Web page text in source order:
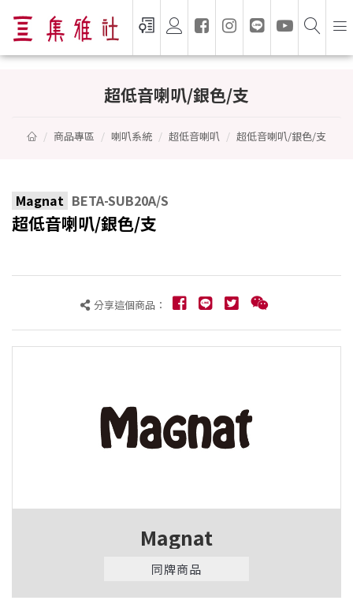
超低音喇叭/銀色/支 - Magnat
超低音喇叭/銀色/支
商品專區 喇叭系統 超低音喇叭 超低音喇叭/銀色/支
Magnat BETA-SUB20A/S
超低音喇叭/銀色/支
分享這個商品：
Magnat
同牌商品